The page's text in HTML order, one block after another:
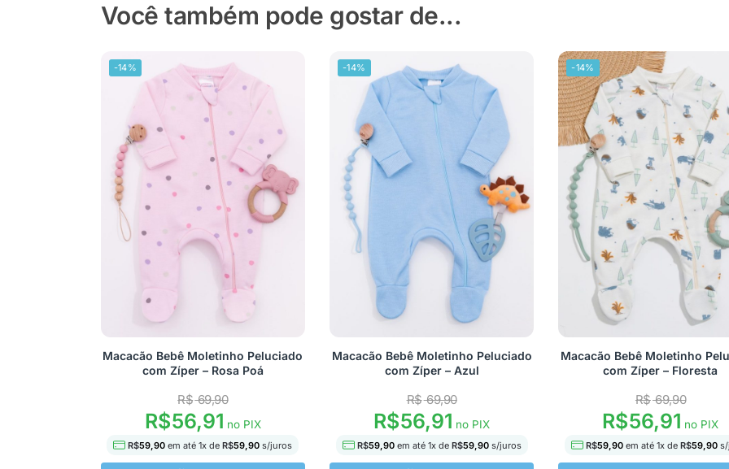
Você também pode gostar de...
-14%
Macacão Bebê Moletinho Peluciado
com Zíper – Rosa Poá
R$69,90
R$56,91 no PIX
R$59,90 em até1x deR$59,90 s/juros
-14%
Macacão Bebê Moletinho Peluciado
com Zíper – Azul
R$69,90
R$56,91 no PIX
R$59,90 em até 1x de R$59,90s/juros
-14%
Macacão Bebê Moletinho
com Zíper – Floresta
R$69,90
R$56,91 no PIX
R$59,90 em até 1x de R$59,90s/